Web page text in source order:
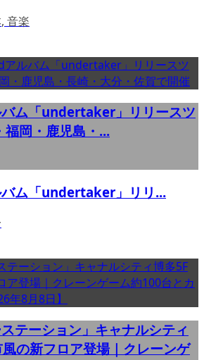
, 音楽
ム「undertaker」リリースツ
岡・鹿児島・...
ム「undertaker」リリ...
テーション」キャナルシティ
の新フロア登場｜クレーンゲ